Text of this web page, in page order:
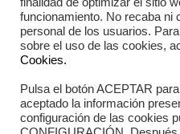
2026 Iberian
funcionamiento. No recaba ni
personal de los usuarios.
sobre el uso de las cookies,
Cookies.
Pulsa el botón ACEPTAR
aceptado la información
configuración de las cookies